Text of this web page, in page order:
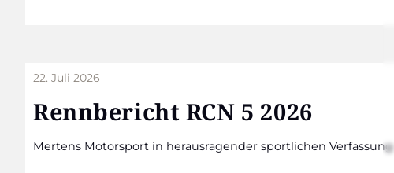
22. Juli 2026
Renn­be­richt RCN 5 2026
Mer­tens Motor­sport in her­aus­ra­gen­der sport­li­chen Ver­fas­sung